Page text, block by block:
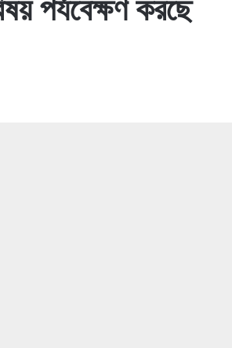
পর্যবেক্ষণ করছে